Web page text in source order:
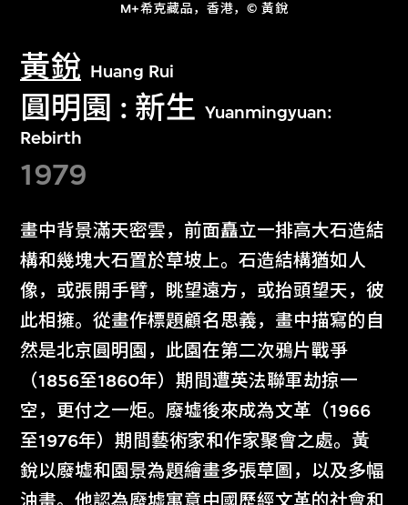
M+希克藏品，香港，© 黃銳
黃銳 Huang Rui
圓明園 : 新生 Yuanmingyuan:
Rebirth
1979
畫中背景滿天密雲，前面矗立一排高大石造結
構和幾塊大石置於草坡上。石造結構猶如人
像，或張開手臂，眺望遠方，或抬頭望天，彼
此相擁。從畫作標題顧名思義，畫中描寫的自
然是北京圓明園，此園在第二次鴉片戰爭
（1856至1860年）期間遭英法聯軍劫掠一
空，更付之一炬。廢墟後來成為文革（1966
至1976年）期間藝術家和作家聚會之處。黃
銳以廢墟和園景為題繪畫多張草圖，以及多幅
文化藏品。